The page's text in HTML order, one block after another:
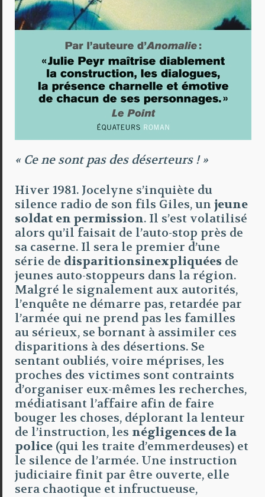
« Ce ne sont pas des déserteurs ! »
Hiver 1981. Jocelyne s’inquiète du
silence radio de son fils Giles, unjeune
soldat en permission. Il s’est volatilisé
alors qu’il faisait de l’auto-stop près de
sa caserne. Il sera le premier d’une
série de disparitionsinexpliquées de
jeunes auto-stoppeurs dans la région.
Malgré le signalement aux autorités,
l’enquête ne démarre pas, retardée par
l’armée qui ne prend pas les familles
au sérieux, se bornant à assimiler ces
disparitions à des désertions. Se
sentant oubliés, voire méprises, les
proches des victimes sont contraints
d’organiser eux-mêmes les recherches,
médiatisant l’affaire afin de faire
bouger les choses, déplorant la lenteur
de l’instruction, les négligences de la
police (qui les traite d’emmerdeuses) et
le silence de l’armée. Une instruction
judiciaire finit par être ouverte, elle
sera chaotique et infructueuse,